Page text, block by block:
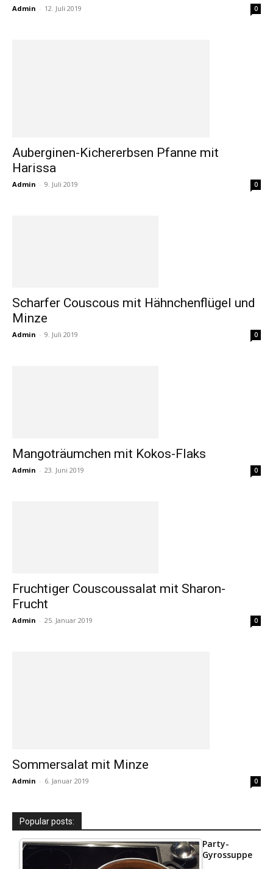
Admin - 12. Juli 2019 0
Auberginen-Kichererbsen Pfanne mit
Harissa
Admin - 9. Juli 2019 0
Scharfer Couscous mit Hähnchenflügel und
Minze
Admin - 9. Juli 2019 0
Mangoträumchen mit Kokos-Flaks
Admin - 23. Juni 2019 0
Fruchtiger Couscoussalat mit Sharon-
Frucht
Admin - 25. Januar 2019 0
Sommersalat mit Minze
Admin - 6. Januar 2019 0
Popular posts:
Party-
Gyrossuppe